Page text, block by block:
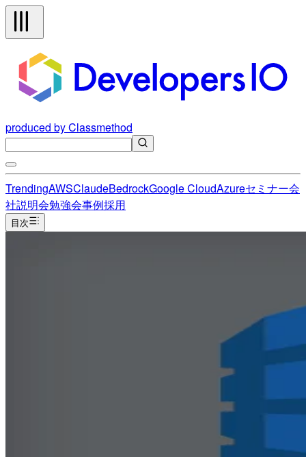
produced by Classmethod
TrendingAWSClaudeBedrockGoogle CloudAzureセミナー会
社説明会勉強会事例採用
目次